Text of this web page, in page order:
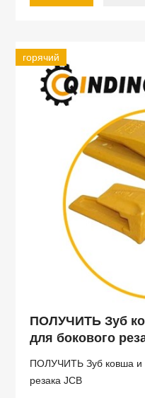
горячий
ПОЛУЧИТЬ Зуб
для бокового
ПОЛУЧИТЬ Зуб ковша и
резака JCB